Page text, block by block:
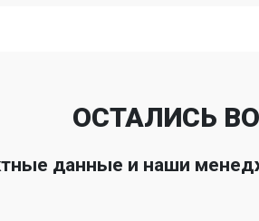
ОСТАЛИСЬ
данные и наши